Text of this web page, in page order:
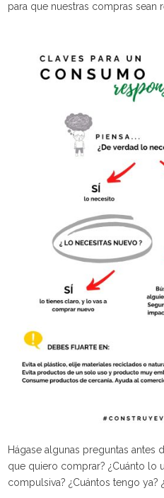
para que nuestras compras sean
Hágase algunas preguntas antes
que quiero comprar? ¿Cuánto lo
compulsiva? ¿Cuántos tengo ya?